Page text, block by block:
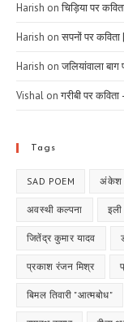
Harish onचिड़िया पर
Harish onसपनों पर
Harish onजलियांवाला
Vishal onगरीबी पर
Tags
SAD POEM अंकेश
अवस्थी कल्पना इली
जितेंद्र कुमार यादव
प्रकाश रंजन मिश्र
बिमल तिवारी "आत्मबोध"